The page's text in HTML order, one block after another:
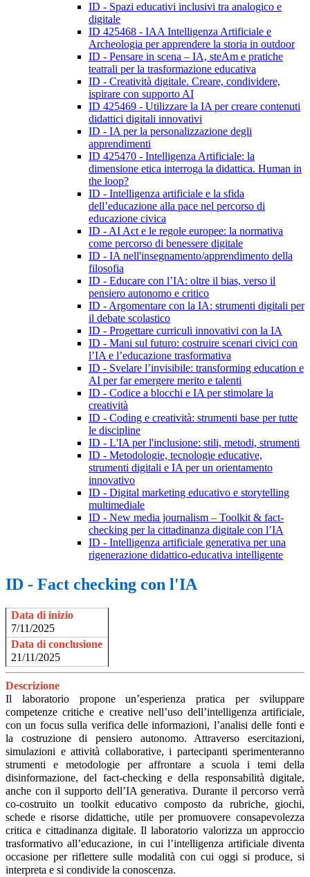
ID - Spazi educativi inclusivi tra analogico e
digitale
ID 425468 - IAA Intelligenza Artificiale e
Archeologia per apprendere la storia in outdoor
ID - Pensare in scena – IA, steAm e pratiche
teatrali per la trasformazione educativa
ID - Creatività digitale. Creare, condividere,
ispirare con supporto AI
ID 425469 - Utilizzare la IA per creare contenuti
didattici digitali innovativi
ID - IA per la personalizzazione degli
apprendimenti
ID 425470 - Intelligenza Artificiale: la
dimensione etica interroga la didattica. Human in
the loop?
ID - Intelligenza artificiale e la sfida
dell’educazione alla pace nel percorso di
educazione civica
ID - AI Act e le regole europee: la normativa
come percorso di benessere digitale
ID - IA nell'insegnamento/apprendimento della
filosofia
ID - Educare con l’IA: oltre il bias, verso il
pensiero autonomo e critico
ID - Argomentare con la IA: strumenti digitali per
il debate scolastico
ID - Progettare curriculi innovativi con la IA
ID - Mani sul futuro: costruire scenari civici con
l’IA e l’educazione trasformativa
ID - Svelare l’invisibile: transforming education e
AI per far emergere merito e talenti
ID - Codice a blocchi e IA per stimolare la
creatività
ID - Coding e creatività: strumenti base per tutte
le discipline
ID - L'IA per l'inclusione: stili, metodi, strumenti
ID - Metodologie, tecnologie educative,
strumenti digitali e IA per un orientamento
innovativo
ID - Digital marketing educativo e storytelling
multimediale
ID - New media journalism – Toolkit & fact-
checking per la cittadinanza digitale con l’IA
ID - Intelligenza artificiale generativa per una
rigenerazione didattico-educativa intelligente
ID - Fact checking con l'IA
Data di inizio
7/11/2025
Data di conclusione
21/11/2025
Descrizione
Il laboratorio propone un’esperienza pratica per sviluppare
competenze critiche e creative nell’uso dell’intelligenza artificiale,
con un focus sulla verifica delle informazioni, l’analisi delle fonti e
la costruzione di pensiero autonomo. Attraverso esercitazioni,
simulazioni e attività collaborative, i partecipanti sperimenteranno
strumenti e metodologie per affrontare a scuola i temi della
disinformazione, del fact-checking e della responsabilità digitale,
anche con il supporto dell’IA generativa. Durante il percorso verrà
co-costruito un toolkit educativo composto da rubriche, giochi,
schede e risorse didattiche, utile per promuovere consapevolezza
critica e cittadinanza digitale. Il laboratorio valorizza un approccio
trasformativo all’educazione, in cui l’intelligenza artificiale diventa
occasione per riflettere sulle modalità con cui oggi si produce, si
interpreta e si condivide la conoscenza.